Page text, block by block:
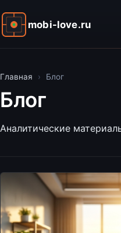
mobi-love.ru
Главная › Блог
Блог
Аналитические